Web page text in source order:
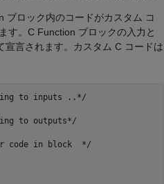
ブロック内のコードがカスタム コ
す。 C Function ブロックの入力と
宣言されます。カスタム C コードは
to inputs ..*/
to outputs*/
code in block  */